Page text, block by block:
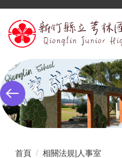
到
主
內
容
區
首頁 相關法規|人事室